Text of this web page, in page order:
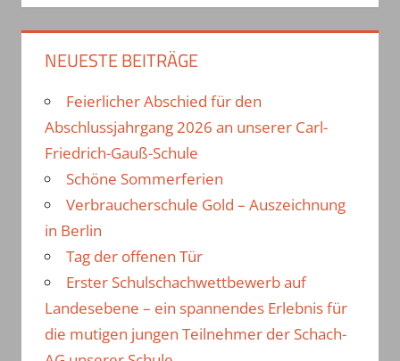
NEUESTE BEITRÄGE
Feierlicher Abschied für den
Abschlussjahrgang 2026 an unserer Carl-
Friedrich-Gauß-Schule
Schöne Sommerferien
Verbraucherschule Gold – Auszeichnung
in Berlin
Tag der offenen Tür
Erster Schulschachwettbewerb auf
Landesebene – ein spannendes Erlebnis für
die mutigen jungen Teilnehmer der Schach-